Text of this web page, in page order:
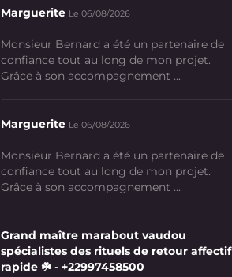
Marguerite Le 06/08/2026
Monsieur Bernard a été un partenaire de
confiance tout au long de mon projet.
Grâce à son accompagnement ...
Marguerite Le 06/08/2026
Monsieur Bernard a été un partenaire de
confiance tout au long de mon projet.
Grâce à son accompagnement ...
Grand maître marabout vaudou
spécialistes des rituels de retour affectif
rapide ☘️ - +22997458500